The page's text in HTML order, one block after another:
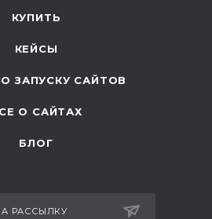
КУПИТЬ
КЕЙСЫ
ЗАПУСКУ САЙТОВ
О САЙТАХ
БЛОГ
РАССЫЛКУ